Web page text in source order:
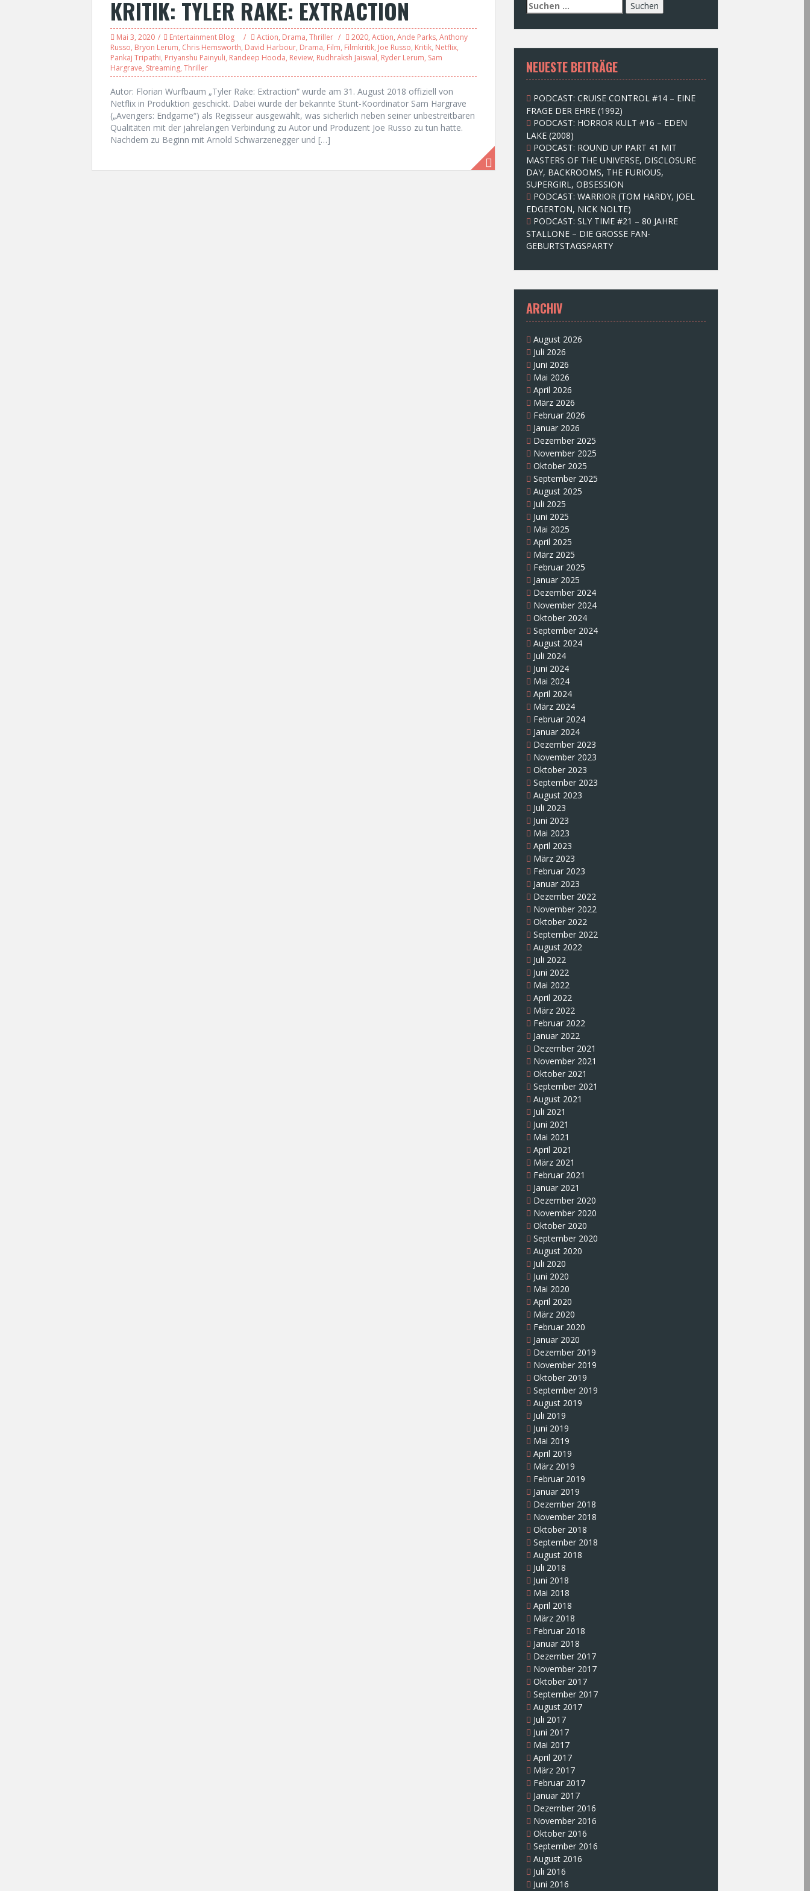
KRITIK: TYLER RAKE: EXTRACTION
Mai 3, 2020 Entertainment Blog Action, Drama, Thriller 2020, Action, Ande Parks, Anthony
Russo, Bryon Lerum, Chris Hemsworth, David Harbour, Drama, Film, Filmkritik, Joe Russo, Kritik, Netflix,
Pankaj Tripathi, Priyanshu Painyuli, Randeep Hooda, Review, Rudhraksh Jaiswal, Ryder Lerum, Sam
Hargrave, Streaming, Thriller
Autor: Florian Wurfbaum „Tyler Rake: Extraction“ wurde am 31. August 2018 offiziell von
Netflix in Produktion geschickt. Dabei wurde der bekannte Stunt-Koordinator Sam Hargrave
(„Avengers: Endgame“) als Regisseur ausgewählt, was sicherlich neben seiner unbestreitbaren
Qualitäten mit der jahrelangen Verbindung zu Autor und Produzent Joe Russo zu tun hatte.
Nachdem zu Beginn mit Arnold Schwarzenegger und […]
S
u
c
e
n
n
c
h
:
NEUESTE BEITRÄGE
PODCAST: CRUISE CONTROL #14 – EINE
FRAGE DER EHRE (1992)
PODCAST: HORROR KULT #16 – EDEN
LAKE (2008)
PODCAST: ROUND UP PART 41 MIT
MASTERS OF THE UNIVERSE, DISCLOSURE
DAY, BACKROOMS, THE FURIOUS,
SUPERGIRL, OBSESSION
PODCAST: WARRIOR (TOM HARDY, JOEL
EDGERTON, NICK NOLTE)
PODCAST: SLY TIME #21 – 80 JAHRE
STALLONE – DIE GROSSE FAN-
GEBURTSTAGSPARTY
ARCHIV
August 2026
Juli 2026
Juni 2026
Mai 2026
April 2026
März 2026
Februar 2026
Januar 2026
Dezember 2025
November 2025
Oktober 2025
September 2025
August 2025
Juli 2025
Juni 2025
Mai 2025
April 2025
März 2025
Februar 2025
Januar 2025
Dezember 2024
November 2024
Oktober 2024
September 2024
August 2024
Juli 2024
Juni 2024
Mai 2024
April 2024
März 2024
Februar 2024
Januar 2024
Dezember 2023
November 2023
Oktober 2023
September 2023
August 2023
Juli 2023
Juni 2023
Mai 2023
April 2023
März 2023
Februar 2023
Januar 2023
Dezember 2022
November 2022
Oktober 2022
September 2022
August 2022
Juli 2022
Juni 2022
Mai 2022
April 2022
März 2022
Februar 2022
Januar 2022
Dezember 2021
November 2021
Oktober 2021
September 2021
August 2021
Juli 2021
Juni 2021
Mai 2021
April 2021
März 2021
Februar 2021
Januar 2021
Dezember 2020
November 2020
Oktober 2020
September 2020
August 2020
Juli 2020
Juni 2020
Mai 2020
April 2020
März 2020
Februar 2020
Januar 2020
Dezember 2019
November 2019
Oktober 2019
September 2019
August 2019
Juli 2019
Juni 2019
Mai 2019
April 2019
März 2019
Februar 2019
Januar 2019
Dezember 2018
November 2018
Oktober 2018
September 2018
August 2018
Juli 2018
Juni 2018
Mai 2018
April 2018
März 2018
Februar 2018
Januar 2018
Dezember 2017
November 2017
Oktober 2017
September 2017
August 2017
Juli 2017
Juni 2017
Mai 2017
April 2017
März 2017
Februar 2017
Januar 2017
Dezember 2016
November 2016
Oktober 2016
September 2016
August 2016
Juli 2016
Juni 2016